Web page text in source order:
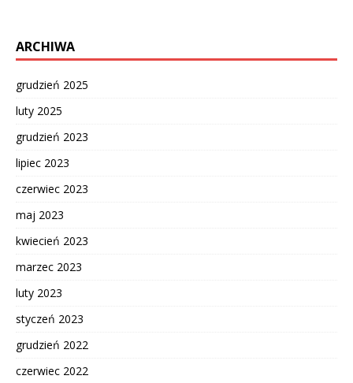
ARCHIWA
grudzień 2025
luty 2025
grudzień 2023
lipiec 2023
czerwiec 2023
maj 2023
kwiecień 2023
marzec 2023
luty 2023
styczeń 2023
grudzień 2022
czerwiec 2022